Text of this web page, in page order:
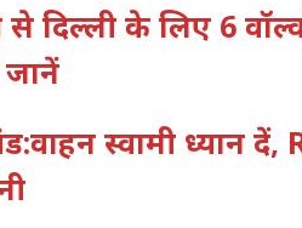
से दिल्ली के लिए 6
जानें
स्वामी ध्यान